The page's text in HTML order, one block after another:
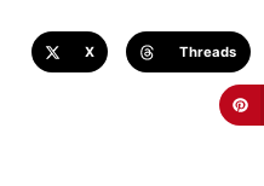
X Threads